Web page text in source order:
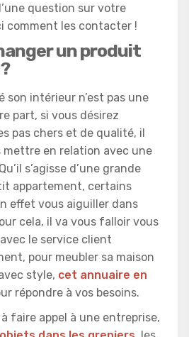
question sur votre
comment les contacter !
un produit
son intérieur n’est pas une
part, si vous désirez
pas chers et de qualité, il
en relation avec une
s’agisse d’une grande
appartement, certains
effet vous aiguiller dans
cela, il va vous falloir vous
le service client
pour meubler sa maison
style, cet annuaire en
répondre à vos besoins.
faire appel à une entreprise,